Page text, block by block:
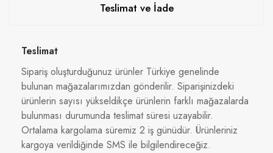
Teslimat ve İade
Teslimat
Sipariş oluşturduğunuz ürünler Türkiye genelinde
bulunan mağazalarımızdan gönderilir. Siparişinizdeki
ürünlerin sayısı yükseldikçe ürünlerin farklı mağazalarda
bulunması durumunda teslimat süresi uzayabilir.
Ortalama kargolama süremiz 2 iş günüdür. Ürünleriniz
kargoya verildiğinde SMS ile bilgilendireceğiz.